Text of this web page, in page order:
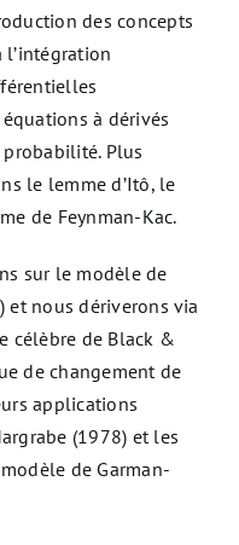
des concepts
l’intégration
à dérivés
Plus
le lemme d’Itô, le
de Feynman-Kac.
sur le modèle de
et nous dériverons via
célèbre de Black &
de changement de
applications
(1978) et les
de Garman-